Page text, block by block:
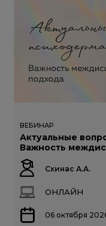
ВЕБИНАР
Актуальные
Важность
Схинас А.А.
ОНЛАЙН
06 октября